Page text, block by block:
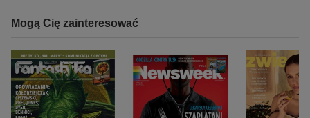
Mogą Cię zainteresować